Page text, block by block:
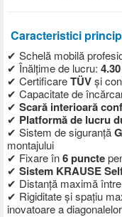
Caracteristici
✔ Schelă mobilă
✔ Înălțime de lucru:
✔ CertificareTÜVși
✔ Capacitate de
✔ Scară interioară
✔ Platformă de lucru
✔ Sistem de siguranță
montajului
✔ Fixare în6 puncte
✔ Sistem KRAUSE
✔ Distanță maximă
✔ Rigiditate și spațiu
inovatoare a diagonalelor